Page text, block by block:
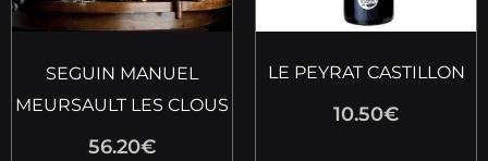
SEGUIN MANUEL
MEURSAULT LES CLOUS
56.20€
LE PEYRAT CASTILLON
10.50€